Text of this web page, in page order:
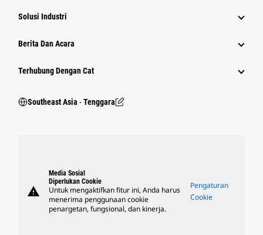
Solusi Industri
Berita Dan Acara
Terhubung Dengan Cat
Southeast Asia ‧ Tenggara
warning
Media Sosial
Diperlukan Cookie
Untuk mengaktifkan fitur ini, Anda harus
menerima penggunaan cookie
penargetan, fungsional, dan kinerja.
Pengaturan
Cookie